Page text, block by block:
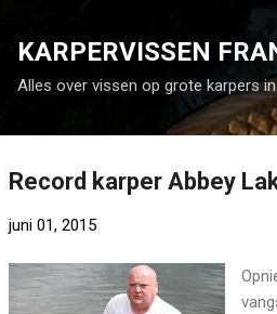
KARPERVISSEN
Alles over vissen op grote karpers
Record karper Abbey
juni 01, 2015